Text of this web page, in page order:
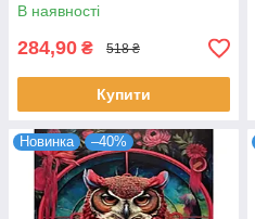
В наявності
284,90 ₴ 518 ₴
Купити
Новинка –40%